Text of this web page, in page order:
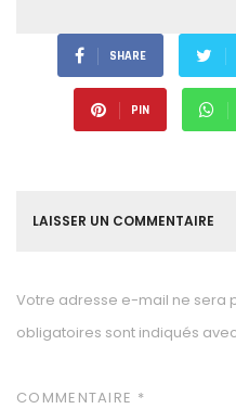
SHARE
PIN
LAISSER UN COMMENTAIRE
Votre adresse e-mail ne sera
obligatoires sont indiqués avec
COMMENTAIRE *